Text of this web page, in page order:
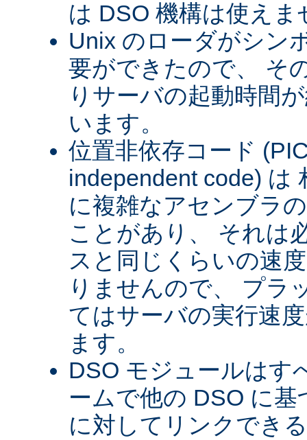
は DSO 機構は使えま
Unix のローダがシン
要ができたので、 そ
りサーバの起動時間
います。
位置非依存コード
independent code) は
に複雑なアセンブラ
ことがあり、 それは
スと同じくらいの速
りませんので、 プラ
てはサーバの実行速
ます。
DSO モジュールはす
ームで他の DSO に
に対してリンクでき